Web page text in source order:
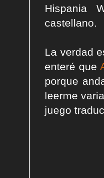
Hispania
castellano.
La verdad
enteré que
porque
leerme
juego